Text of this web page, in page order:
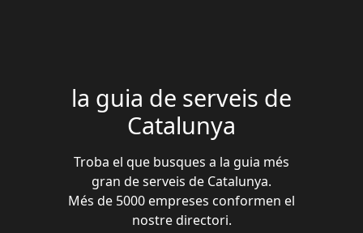
la guia de serveis de
Catalunya
Troba el que busques a la guia més
gran de serveis de Catalunya.
Més de 5000 empreses conformen el
nostre directori.